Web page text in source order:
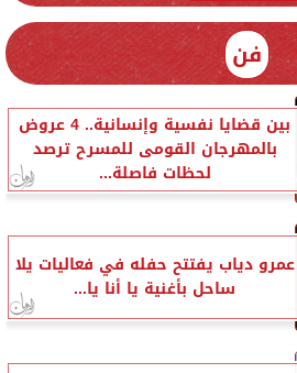
فن
بين قضايا نفسية وإنسانية.. 4 عروض
بالمهرجان القومى للمسرح ترصد
لحظات فاصلة...
عمرو دياب يفتتح حفله في فعاليات يلا
ساحل بأغنية يا أنا يا...